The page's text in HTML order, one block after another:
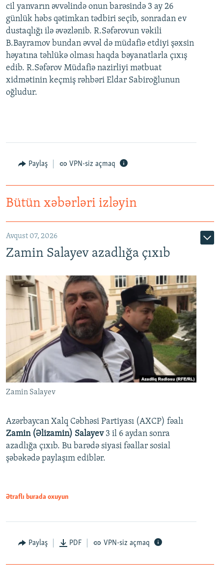
cil yanvarın əvvəlində onun barəsində 3 ay 26
günlük həbs qətimkan tədbiri seçib, sonradan ev
dustaqlığı ilə əvəzlənib. R.Səfərovun vəkili
B.Bayramov bundan əvvəl də müdafiə etdiyi şəxsin
həyatına təhlükə olması haqda bəyanatlarla çıxış
edib. R.Səfərov Müdafiə nazirliyi mətbuat
xidmətinin keçmiş rəhbəri Eldar Sabiroğlunun
oğludur.
Paylaş VPN-siz açmaq
Bütün xəbərləri izləyin
Avqust 07, 2026
Zamin Salayev azadlığa çıxıb
Zamin Salayev
Azərbaycan Xalq Cəbhəsi Partiyası (AXCP) fəalı
Zamin (Əlizamin) Salayev 3 il 6 aydan sonra
azadlığa çıxıb. Bu barədə siyasi fəallar sosial
şəbəkədə paylaşım ediblər.
Ətraflı burada oxuyun
Paylaş PDF VPN-siz açmaq